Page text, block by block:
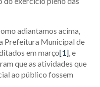
adiantamos acima,
Prefeitura Municipal de
em março[1], e
que as atividades que
ao público fossem